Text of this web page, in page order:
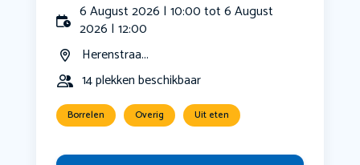
6 August 2026 | 10:00 tot 6 August
2026 | 12:00
Herenstraa...
14 plekken beschikbaar
Borrelen Overig Uit eten